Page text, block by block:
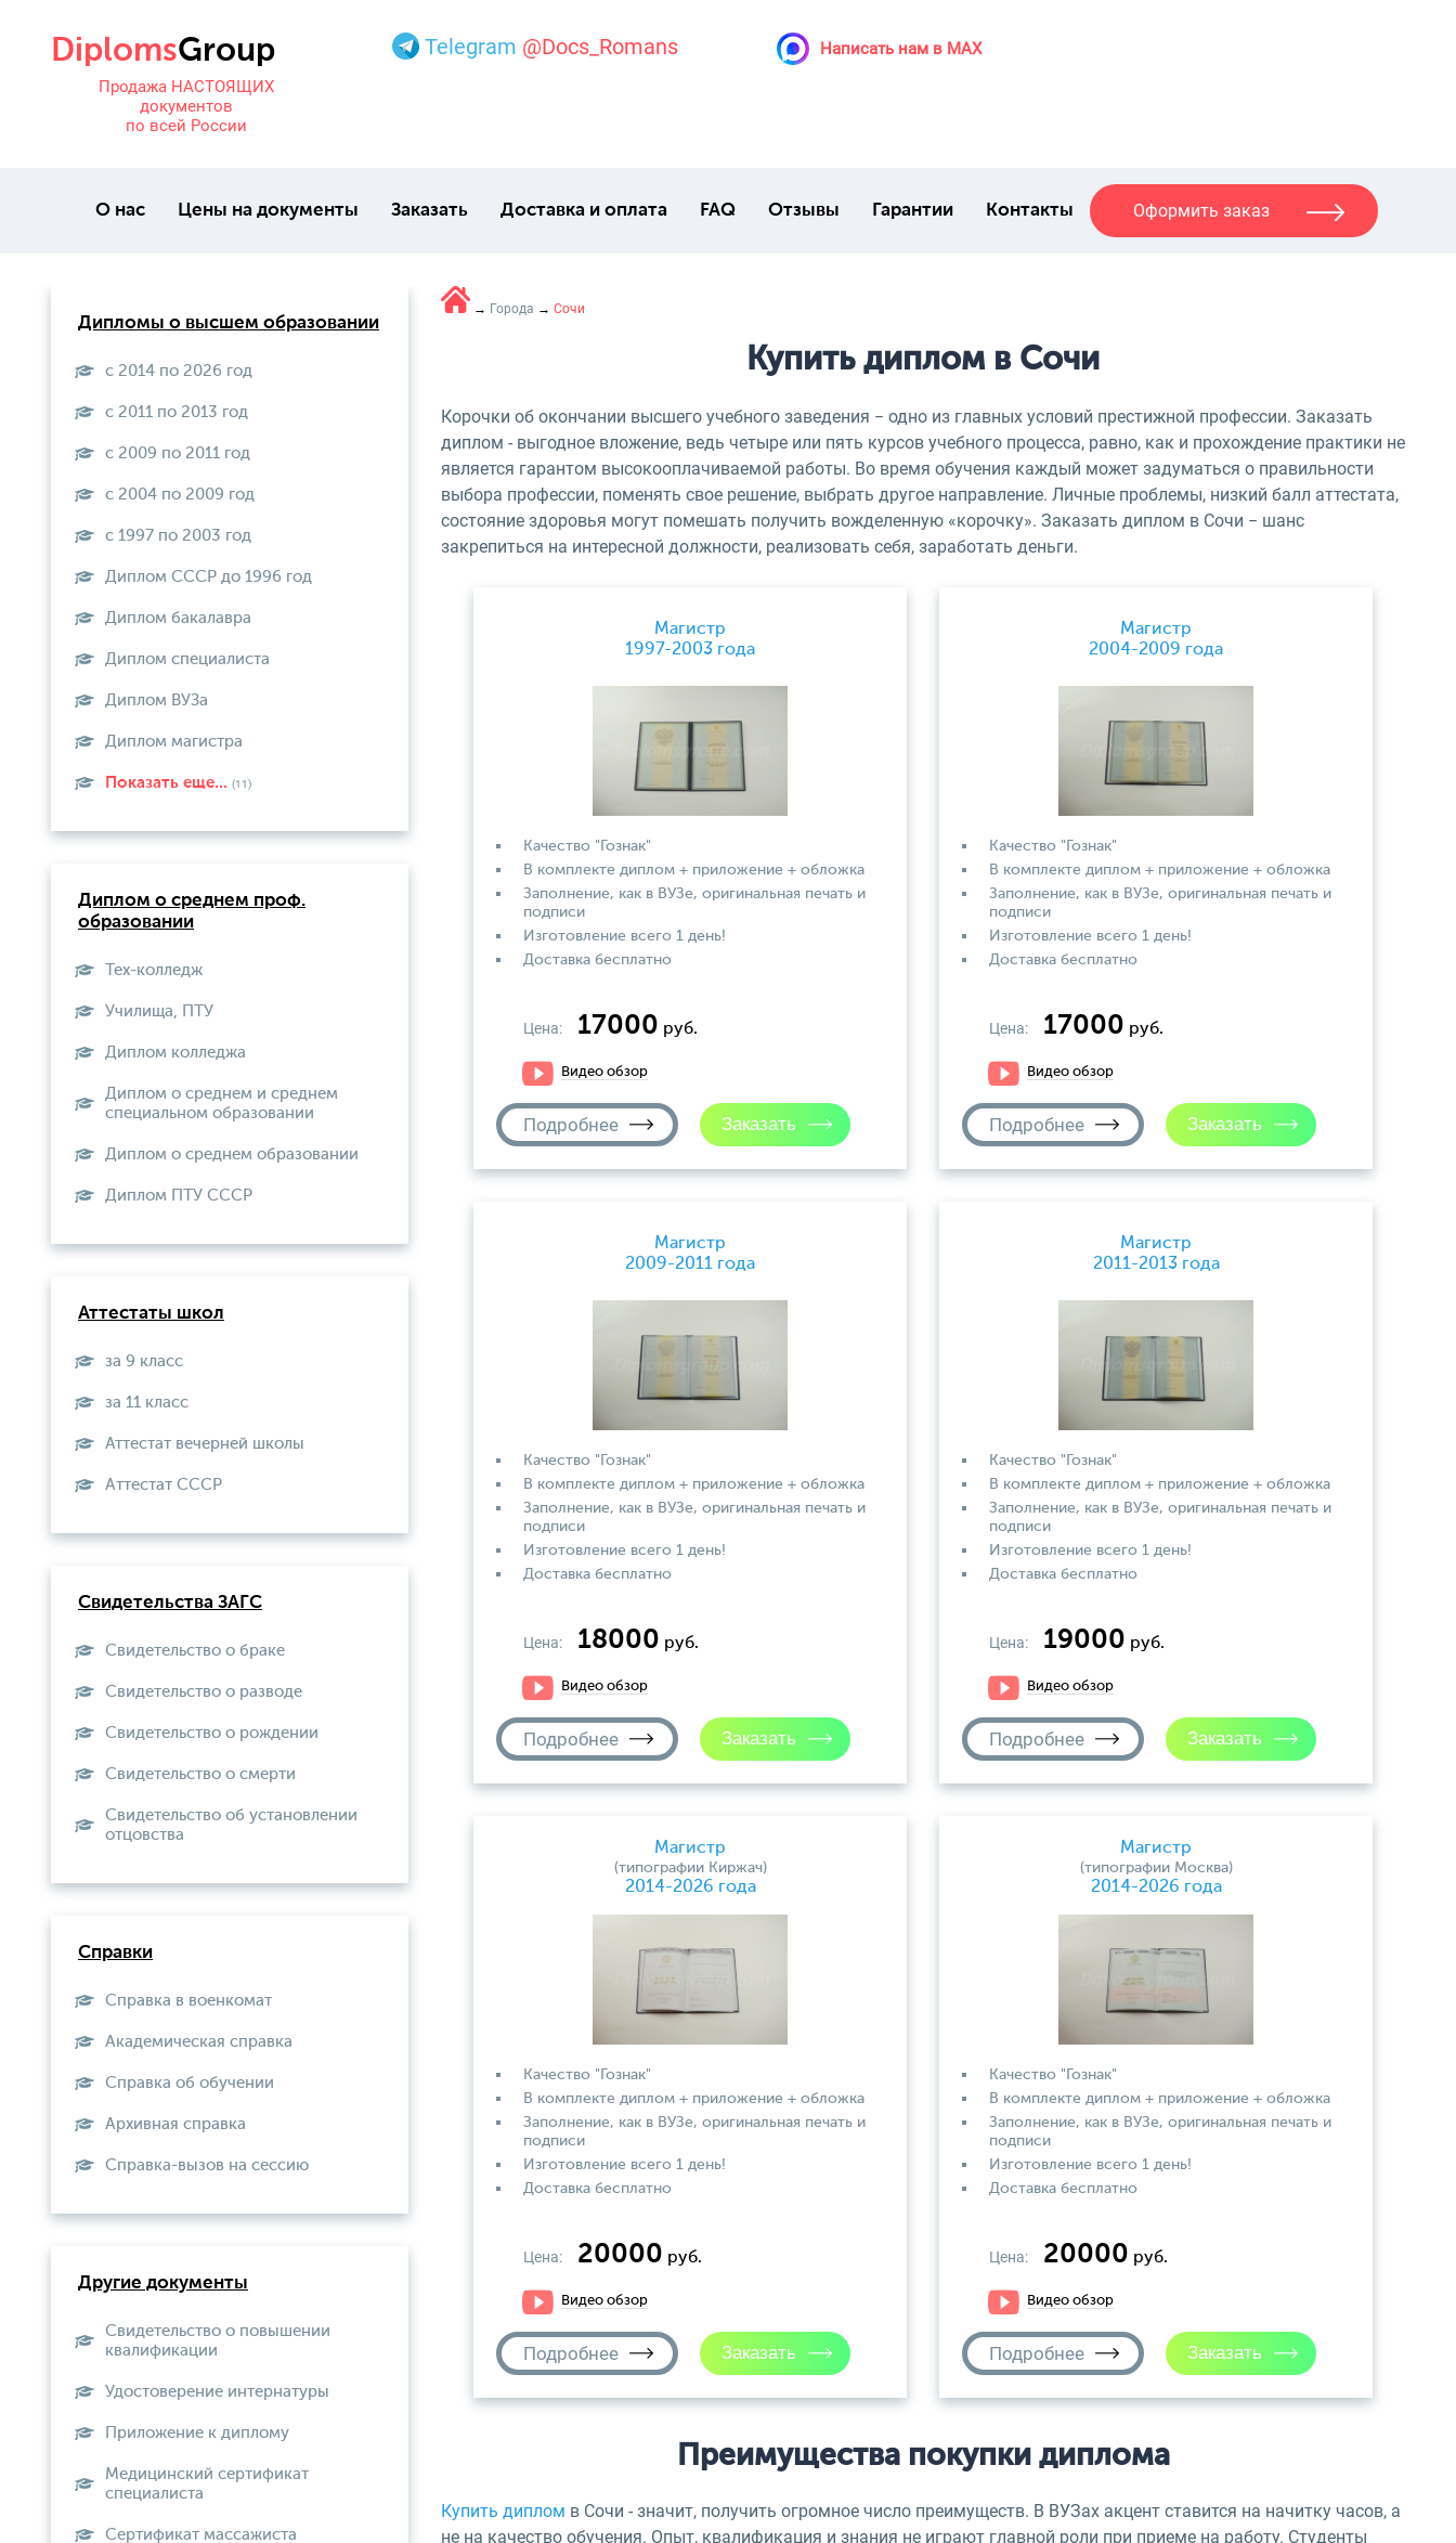
Продажа НАСТОЯЩИХ
документов
по всей России
Telegram @Docs_Romans Написать нам в MAX
О нас Цены на документы Заказать Доставка и оплата FAQ Отзывы Гарантии Контакты Оформить заказ
→ Города → Сочи
Купить диплом в Сочи
Корочки об окончании высшего учебного заведения − одно из главных условий престижной профессии. Заказать
диплом - выгодное вложение, ведь четыре или пять курсов учебного процесса, равно, как и прохождение практики не
является гарантом высокооплачиваемой работы. Во время обучения каждый может задуматься о правильности
выбора профессии, поменять свое решение, выбрать другое направление. Личные проблемы, низкий балл аттестата,
состояние здоровья могут помешать получить вожделенную «корочку». Заказать диплом в Сочи − шанс
закрепиться на интересной должности, реализовать себя, заработать деньги.
Магистр
1997-2003 года
Качество "Гознак"
В комплекте диплом + приложение + обложка
Заполнение, как в ВУЗе, оригинальная печать и
подписи
Изготовление всего 1 день!
Доставка бесплатно
Цена: 17000 руб.
Видео обзор
Подробнее
Магистр
2004-2009 года
Качество "Гознак"
В комплекте диплом + приложение + обложка
Заполнение, как в ВУЗе, оригинальная печать и
подписи
Изготовление всего 1 день!
Доставка бесплатно
Цена: 17000 руб.
Видео обзор
Подробнее
Магистр
2009-2011 года
Качество "Гознак"
В комплекте диплом + приложение + обложка
Заполнение, как в ВУЗе, оригинальная печать и
подписи
Изготовление всего 1 день!
Доставка бесплатно
Цена: 18000 руб.
Видео обзор
Подробнее
Магистр
2011-2013 года
Качество "Гознак"
В комплекте диплом + приложение + обложка
Заполнение, как в ВУЗе, оригинальная печать и
подписи
Изготовление всего 1 день!
Доставка бесплатно
Цена: 19000 руб.
Видео обзор
Подробнее
Магистр
(типографии Киржач)
2014-2026 года
Качество "Гознак"
В комплекте диплом + приложение + обложка
Заполнение, как в ВУЗе, оригинальная печать и
подписи
Изготовление всего 1 день!
Доставка бесплатно
Цена: 20000 руб.
Видео обзор
Подробнее
Магистр
(типографии Москва)
2014-2026 года
Качество "Гознак"
В комплекте диплом + приложение + обложка
Заполнение, как в ВУЗе, оригинальная печать и
подписи
Изготовление всего 1 день!
Доставка бесплатно
Цена: 20000 руб.
Видео обзор
Подробнее
Преимущества покупки диплома
Купить диплом в Сочи - значит, получить огромное число преимуществ. В ВУЗах акцент ставится на начитку часов, а
не на качество обучения. Опыт, квалификация и знания не играют главной роли при приеме на работу. Студенты
Дипломы о высшем образовании
с 2014 по 2026 год
с 2011 по 2013 год
с 2009 по 2011 год
с 2004 по 2009 год
с 1997 по 2003 год
Диплом СССР до 1996 год
Диплом бакалавра
Диплом специалиста
Диплом ВУЗа
Диплом магистра
Показать еще... (11)
Диплом о среднем проф.
образовании
Тех-колледж
Училища, ПТУ
Диплом колледжа
Диплом о среднем и среднем
специальном образовании
Диплом о среднем образовании
Диплом ПТУ СССР
Аттестаты школ
за 9 класс
за 11 класс
Аттестат вечерней школы
Aттестат СССР
Свидетельства ЗАГС
Свидетельство о браке
Свидетельство о разводе
Свидетельство о рождении
Свидетельство о смерти
Свидетельство об установлении
отцовства
Справки
Справка в военкомат
Академическая справка
Справка об обучении
Архивная справка
Справка-вызов на сессию
Другие документы
Свидетельство о повышении
квалификации
Удостоверение интернатуры
Приложение к диплому
Медицинский сертификат
специалиста
Сертификат массажиста